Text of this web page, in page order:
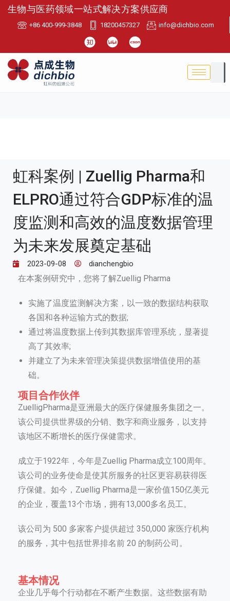
生物与医药领域一站式解决方案供应商
+86 400-999-3848 18200457327 info@dichbio.com
虹科案例 | Zuellig Pharma和
ELPRO通过符合GDP标准的温
度监测和高效的温度数据管理
为未来发展奠定基础
2023-09-08 dianchengbio
在本案例研究中，您将了解Zuellig Pharma
实施了温度监测解决方案，以一致的数据结构获取
各国和各种运输方式的数据;
通过将温度数据上传到其数据库管理系统，显著提
高了其效率;
并建立了为未来管理决策提供数据增值使用的基
础。
项目合作伙伴
ZuelligPharma是亚洲最大的医疗保健服务集团之一。
该公司提供世界级的分销、数字和商业服务，以支持
该地区不断增长的医疗保健需求。
成立于1922年，今年是Zuellig Pharma成立100周年。
该公司的业务使命是使其所服务的社区更容易获得医
疗保健。如今，Zuellig Pharma是一家价值150亿美元
的企业，覆盖13个市场，拥有13,000多名员工。
该公司为 500 多家客户提供超过 350,000 家医疗机构
的服务，其中包括世界排名前 20 的制药公司。
基本情况
企业几乎每个行动都在不断产生数据。这些数据有助